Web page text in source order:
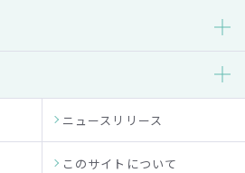
ニュースリリース
このサイトについて